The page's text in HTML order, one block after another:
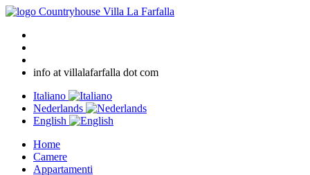
info at villalafarfalla dot com
Italiano
Nederlands
English
Home
Camere
Appartamenti